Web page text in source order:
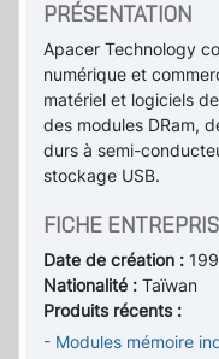
PRÉSENTATION
Apacer Technology
numérique et
matériel et logiciels
des modules DRam,
durs à semi-
stockage USB.
FICHE
Date de création :
Nationalité : Taïwan
Produits récents :
- Modules mémoire